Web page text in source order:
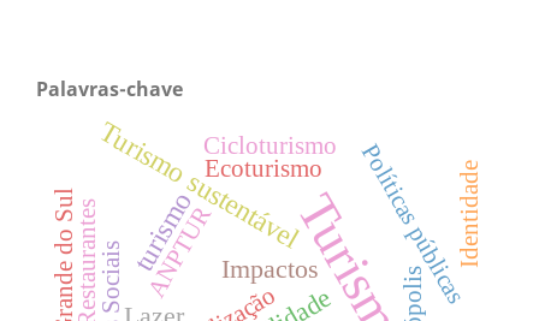
Palavras-chave
Turismo
Turismo sustentável
turismo Impactos
Ecoturismo Políticas públicas
Restaurantes Identidade
Rio Grande do Sul ANPTUR
Cicloturismo